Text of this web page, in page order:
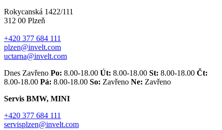
Rokycanská 1422/111
312 00 Plzeň
+420 377 684 111
plzen@invelt.com
uctarna@invelt.com
Dnes Zavřeno Po: 8.00-18.00 Út: 8.00-18.00 St: 8.00-18.00 Čt:
8.00-18.00 Pá: 8.00-18.00 So: Zavřeno Ne: Zavřeno
Servis BMW, MINI
+420 377 684 111
servisplzen@invelt.com